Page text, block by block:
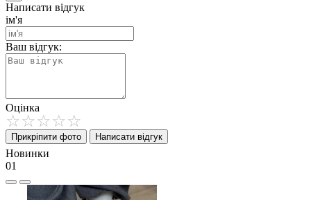
Написати відгук
ім'я
Ваш відгук:
Оцінка
Прикріпити фото Написати відгук
Новинки
01